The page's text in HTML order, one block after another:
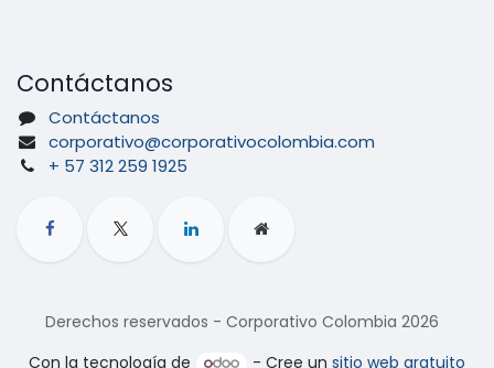
Contáctanos
Contáctanos
corporativo@corporativocolombia.com
+ 57 312 259 1925
Derechos reservados - Corporativo Colombia 2026
Con la tecnología de
- Cree unsitio web gratuito